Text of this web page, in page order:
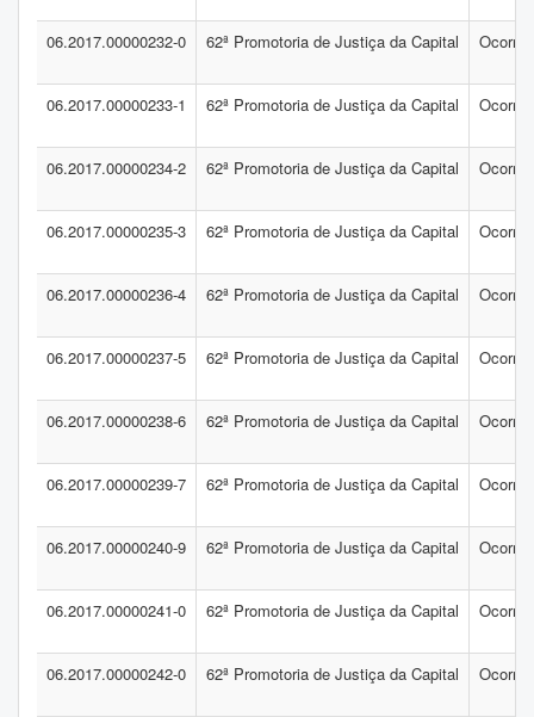
06.2017.00000232-0 62ª Promotoria de Justiça da Capital
06.2017.00000233-1 62ª Promotoria de Justiça da Capital
06.2017.00000234-2 62ª Promotoria de Justiça da Capital
06.2017.00000235-3 62ª Promotoria de Justiça da Capital
06.2017.00000236-4 62ª Promotoria de Justiça da Capital
06.2017.00000237-5 62ª Promotoria de Justiça da Capital
06.2017.00000238-6 62ª Promotoria de Justiça da Capital
06.2017.00000239-7 62ª Promotoria de Justiça da Capital
06.2017.00000240-9 62ª Promotoria de Justiça da Capital
06.2017.00000241-0 62ª Promotoria de Justiça da Capital
06.2017.00000242-0 62ª Promotoria de Justiça da Capital